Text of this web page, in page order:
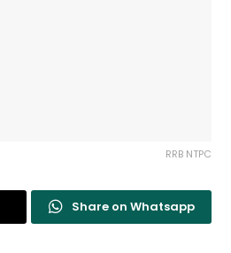
RRB NTPC
Share on Whatsapp